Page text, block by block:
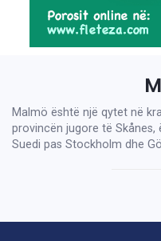
Malmö është një qytet në
provincën jugore të
Suedi pas Stockholm dhe